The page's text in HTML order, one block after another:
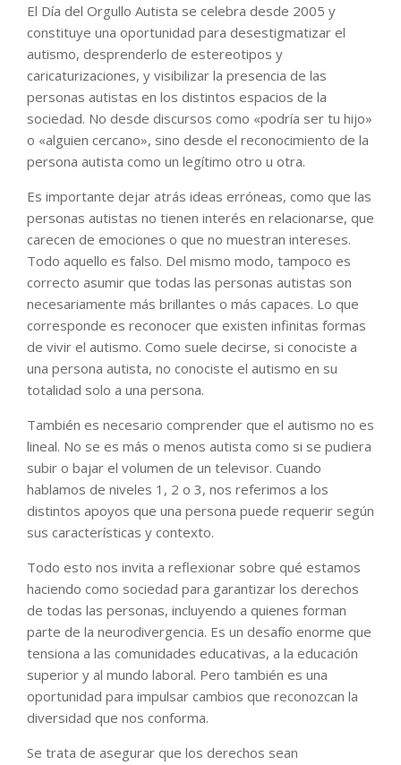
El Día del Orgullo Autista se celebra desde 2005 y
constituye una oportunidad para desestigmatizar el
autismo, desprenderlo de estereotipos y
caricaturizaciones, y visibilizar la presencia de las
personas autistas en los distintos espacios de la
sociedad. No desde discursos como «podría ser tu hijo»
o «alguien cercano», sino desde el reconocimiento de la
persona autista como un legítimo otro u otra.
Es importante dejar atrás ideas erróneas, como que las
personas autistas no tienen interés en relacionarse, que
carecen de emociones o que no muestran intereses.
Todo aquello es falso. Del mismo modo, tampoco es
correcto asumir que todas las personas autistas son
necesariamente más brillantes o más capaces. Lo que
corresponde es reconocer que existen infinitas formas
de vivir el autismo. Como suele decirse, si conociste a
una persona autista, no conociste el autismo en su
totalidad solo a una persona.
También es necesario comprender que el autismo no es
lineal. No se es más o menos autista como si se pudiera
subir o bajar el volumen de un televisor. Cuando
hablamos de niveles 1, 2 o 3, nos referimos a los
distintos apoyos que una persona puede requerir según
sus características y contexto.
Todo esto nos invita a reflexionar sobre qué estamos
haciendo como sociedad para garantizar los derechos
de todas las personas, incluyendo a quienes forman
parte de la neurodivergencia. Es un desafío enorme que
tensiona a las comunidades educativas, a la educación
superior y al mundo laboral. Pero también es una
oportunidad para impulsar cambios que reconozcan la
diversidad que nos conforma.
Se trata de asegurar que los derechos sean